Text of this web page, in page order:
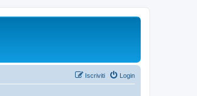
Login
Iscriviti